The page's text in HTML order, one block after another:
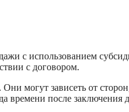
с использованием
с договором.
могут зависеть от
времени после заключения